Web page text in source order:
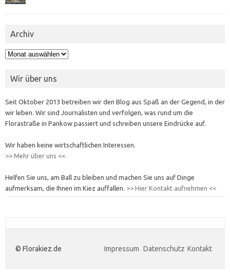
Archiv
Archiv
Wir über uns
Seit Oktober 2013 betreiben wir den Blog aus Spaß an der Gegend, in der
wir leben. Wir sind Journalisten und verfolgen, was rund um die
Florastraße in Pankow passiert und schreiben unsere Eindrücke auf.
Wir haben keine wirtschaftlichen Interessen.
>> Mehr über uns <<
Helfen Sie uns, am Ball zu bleiben und machen Sie uns auf Dinge
aufmerksam, die Ihnen im Kiez auffallen. >> Hier Kontakt aufnehmen <<
© Florakiez.de Impressum Datenschutz Kontakt